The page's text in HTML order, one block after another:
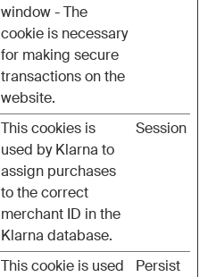
window - The
cookie is necessary
for making secure
transactions on the
website.
This cookies is
used by Klarna to
assign purchases
to the correct
merchant ID in the
Klarna database.
Session
This cookie is used
Persist